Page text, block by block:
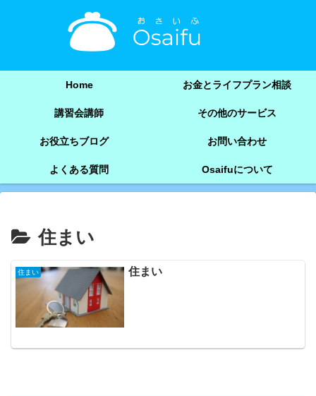
Home お金とライフプラン相談
講習会講師 その他のサービス
お役立ちブログ お問い合わせ
よくある質問 Osaifuについて
住まい
住まい 住まい